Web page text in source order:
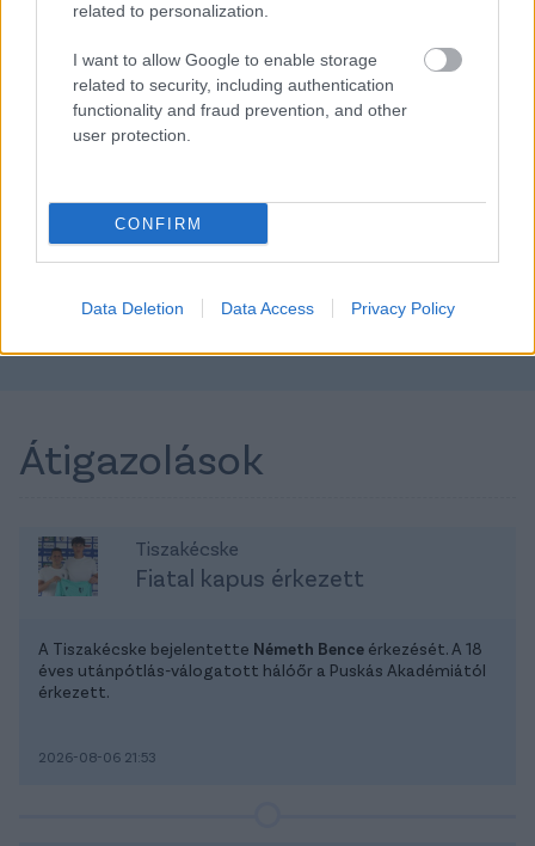
related to personalization.
I want to allow Google to enable storage
related to security, including authentication
functionality and fraud prevention, and other
user protection.
CONFIRM
Data Deletion Data Access Privacy Policy
Szín: Fehér (metál)
Üzemanyag: Benzin
9 999 000 Ft
Szín: Sötétszürke
Üzemanyag: Dízel
Kövess minket a Facebookon is!
Átigazolások
Tiszakécske
Fiatal kapus érkezett
A Tiszakécske bejelentette Németh Bence érkezését. A 18
éves utánpótlás-válogatott hálóőr a Puskás Akadémiától
érkezett.
2026-08-06 21:53